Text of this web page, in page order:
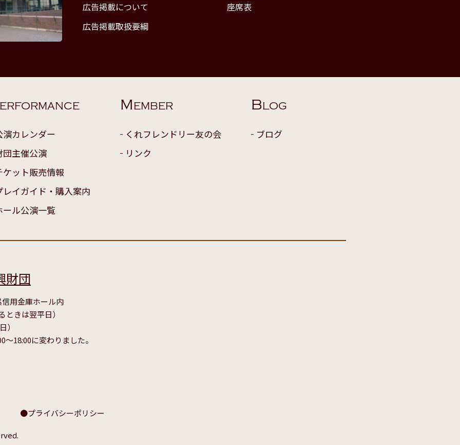
広告掲載について
座席表
広告掲載取扱要綱
ERFORMANCE
演カレンダー
団主催公演
ケット販売情報
レイガイド・購入案内
ール公演一覧
MEMBER
くれフレンドリー友の会
リンク
BLOG
ブログ
財団
用金庫ホール内
きは翌平日）
）
18:00に変わりました。
プライバシーポリシー